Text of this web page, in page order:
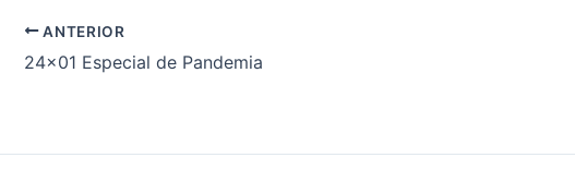
ANTERIOR
24×01 Especial de Pandemia